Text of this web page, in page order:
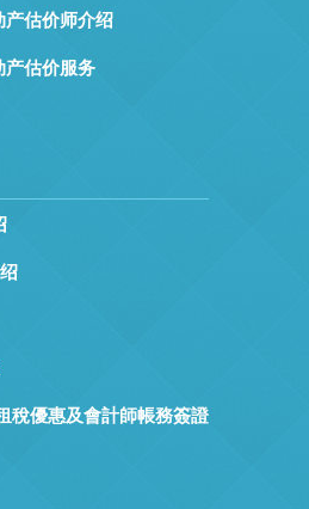
产估价师介绍
产估价服务
稅優惠及會計師帳務簽證